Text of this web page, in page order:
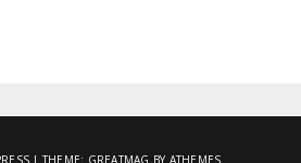
|THEME: GREATMAG BY ATHEMES.